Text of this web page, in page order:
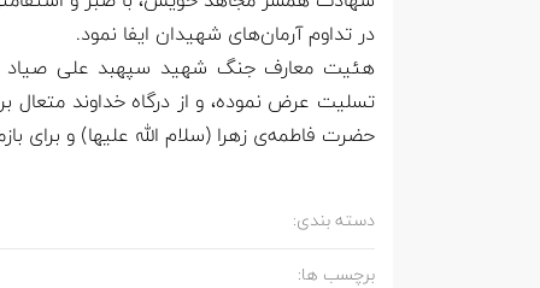
در تداوم آرمان‌های شهیدان ایفا نمود.
هئیت معارف جنگ شهید سپهبد علی صیاد
تسلیت عرض نموده، و از درگاه خداوند متعال
حضرت فاطمه‌ی زهرا (سلام الله علیها) و برای
دسته بندی:
برچسب ها: